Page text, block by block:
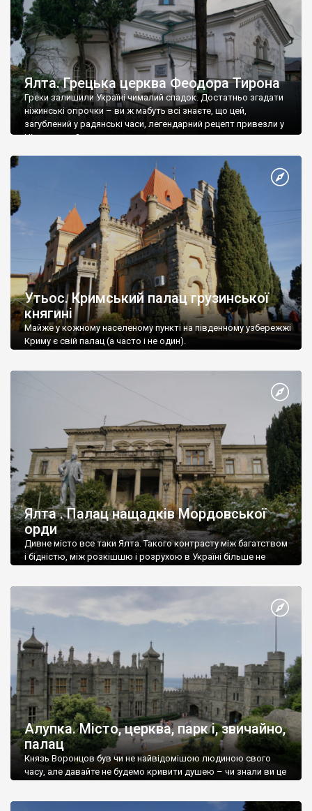
Ялта. Грецька церква Феодора Тирона
Греки залишили Україні чималий спадок. Достатньо згадати
ніжинські огірочки – ви ж мабуть всі знаєте, що цей,
загублений у радянські часи, легендарний рецепт привезли у
Ніжин греки?
Утьос. Кримський палац грузинської
княгині
Майже у кожному населеному пункті на південному узбережжі
Криму є свій палац (а часто і не один).
Ялта . Палац нащадків Мордовської
орди
Дивне місто все таки Ялта. Такого контрасту між багатством
і бідністю, між розкішшю і розрухою в Україні більше не
Алупка. Місто, церква, парк і, звичайно,
палац
Князь Воронцов був чи не найвідомішою людиною свого
часу, але давайте не будемо кривити душею – чи знали ви це